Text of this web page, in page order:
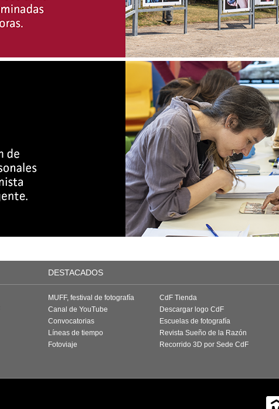
DESTACADOS
MUFF, festival de fotografía
Canal de YouTube
Convocatorias
Líneas de tiempo
Fotoviaje
CdF Tienda
Descargar logo CdF
Escuelas de fotografía
Revista Sueño de la Razón
Recorrido 3D por Sede CdF